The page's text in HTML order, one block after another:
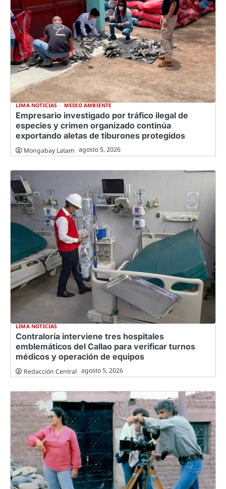
LIMA NOTICIAS MEDIO AMBIENTE
Empresario investigado por tráfico ilegal de
especies y crimen organizado continúa
exportando aletas de tiburones protegidos
Mongabay Latam agosto 5, 2026
LIMA NOTICIAS
Contraloría interviene tres hospitales
emblemáticos del Callao para verificar turnos
médicos y operación de equipos
Redacción Central agosto 5, 2026